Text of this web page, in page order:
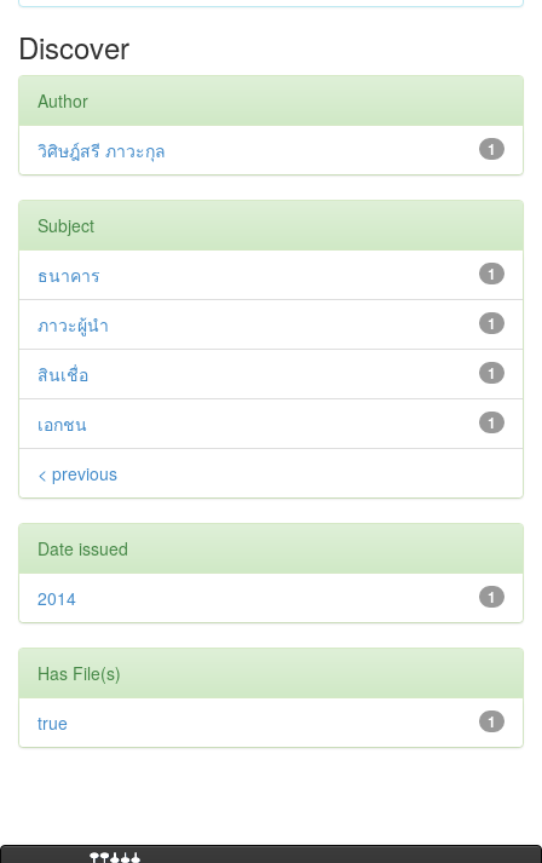
Discover
Author
1
วิศิษฎ์สรี ภาวะกุล
Subject
1
ธนาคาร
1
ภาวะผู้นำ
1
สินเชื่อ
1
เอกชน
< previous
Date issued
1
2014
Has File(s)
1
true